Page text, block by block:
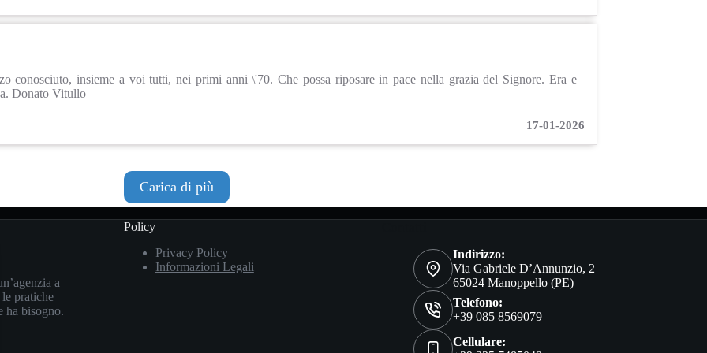
conosciuto, insieme a voi tutti, nei primi anni \'70. Che possa riposare in pace nella grazia del Signore. Era e
Donato Vitullo
17-01-2026
Carica di più
a
pratiche
ha bisogno.
Policy
Privacy Policy
Informazioni Legali
Indirizzo:
Via Gabriele D’Annunzio, 2
65024 Manoppello (PE)
Telefono:
+39 085 8569079
Cellulare: